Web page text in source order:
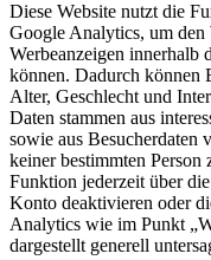
Diese Website nutzt die
Google Analytics, um den
Werbeanzeigen innerhalb
können. Dadurch können
Alter, Geschlecht und
Daten stammen aus
sowie aus Besucherdaten
keiner bestimmten Person
Funktion jederzeit über
Konto deaktivieren oder
Analytics wie im Punkt
dargestellt generell